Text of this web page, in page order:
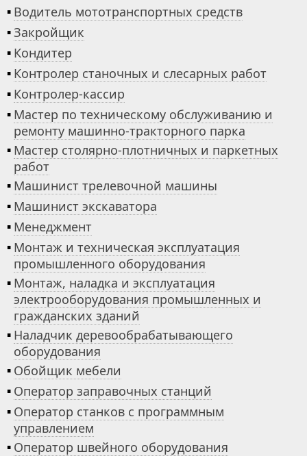
▪ Водитель мототранспортных средств
▪Закройщик
▪ Кондитер
▪ Контролер станочных и слесарных работ
▪ Контролер-кассир
▪ Мастер по техническому обслуживанию и
ремонту машинно-тракторного парка
▪ Мастер столярно-плотничных и паркетных
работ
▪ Машинист трелевочной машины
▪ Машинист экскаватора
▪ Менеджмент
▪ Монтаж и техническая эксплуатация
промышленного оборудования
▪ Монтаж, наладка и эксплуатация
электрооборудования промышленных и
гражданских зданий
▪ Наладчик деревообрабатывающего
оборудования
▪ Обойщик мебели
▪ Оператор заправочных станций
▪ Оператор станков с программным
управлением
▪ Оператор швейного оборудования